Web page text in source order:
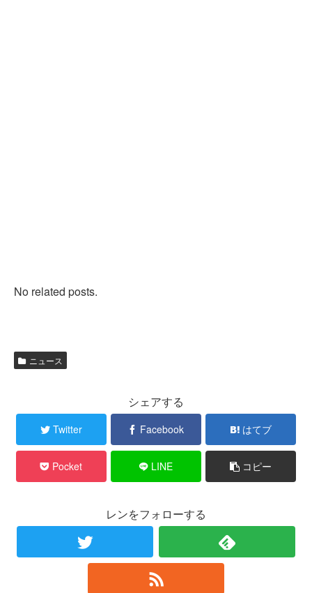
No related posts.
ニュース
シェアする
Twitter Facebook はてブ
Pocket LINE コピー
レンをフォローする